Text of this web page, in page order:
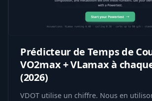
Prédicteur de Temps de
VO2max + VLamax à
(2026)
VDOT utilise un chiffre. Nous en